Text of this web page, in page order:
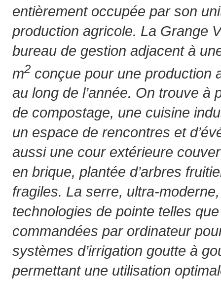
entièrement occupée par son
production agricole. La Grange
bureau de gestion adjacent à
m2 conçue pour une production
au long de l’année. On trouve à
de compostage, une cuisine
un espace de rencontres et
aussi une cour extérieure
en brique, plantée d’arbres
fragiles. La serre, ultra-
technologies de pointe telles
commandées par ordinateur
systèmes d’irrigation goutte à
permettant une utilisation